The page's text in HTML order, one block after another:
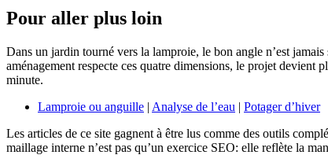
Pour aller plus loin
Dans un jardin tourné vers la lamproie, le bon angle n’est
aménagement respecte ces quatre dimensions, le projet devient
minute.
Lamproie ou anguille | Analyse de l’eau | Potager d’hiver
Les articles de ce site gagnent à être lus comme des outils
maillage interne n’est pas qu’un exercice SEO: elle reflète la